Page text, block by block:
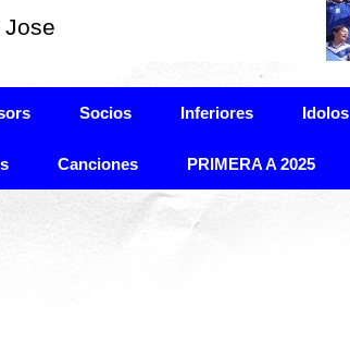
Jose
Socios Inferiores Idolos
Canciones PRIMERA A 2025